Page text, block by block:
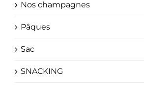
Nos champagnes
Pâques
Sac
SNACKING